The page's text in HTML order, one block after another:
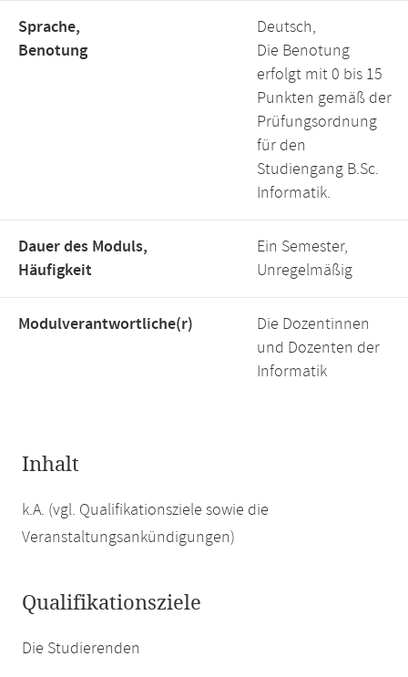
Sprache,
Benotung
Deutsch,
Die Benotung
erfolgt mit 0 bis 15
Punkten gemäß der
Prüfungsordnung
für den
Studiengang B.Sc.
Informatik.
Dauer des Moduls,
Häufigkeit
Ein Semester,
Unregelmäßig
Modulverantwortliche(r)
Die Dozentinnen
und Dozenten der
Informatik
Inhalt
k.A. (vgl. Qualifikationsziele sowie die
Veranstaltungsankündigungen)
Qualifikationsziele
Die Studierenden